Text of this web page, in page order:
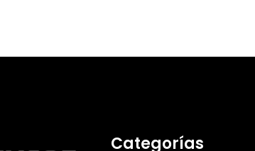
Categorías